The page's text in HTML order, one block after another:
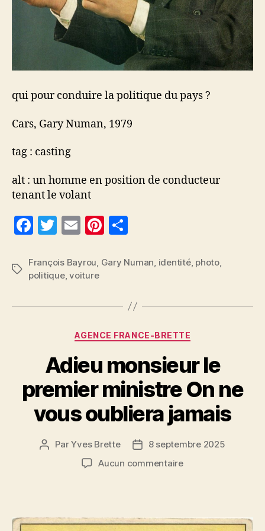
qui pour conduire la politique du pays ?
Cars, Gary Numan, 1979
tag : casting
alt : un homme en position de conducteur
tenant le volant
F
c
e
b
T
itt
er
E
ai
l
Pi
er
t
rt
g
Étiquettes
François Bayrou, Gary Numan, identité, photo,
politique,voiture
Catégories
AGENCE FRANCE-BRETTE
Adieu monsieur le
premier ministre On ne
vous oubliera jamais
Auteur
ParYves Brette
Date8 septembre 2025
Aucun commentairesur
ministre